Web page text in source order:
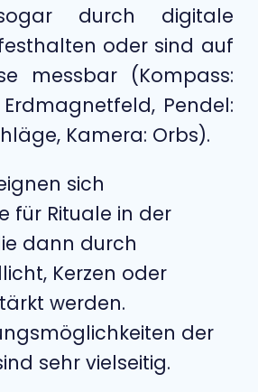
durch digitale
oder sind auf
messbar (Kompass:
Pendel:
Kamera: Orbs).
sich
für Rituale in der
dann durch
Kerzen oder
werden.
der
sehr vielseitig.